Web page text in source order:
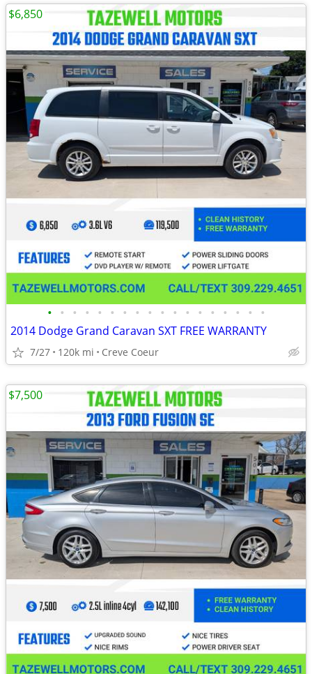
• • • • • • • • • • • • • • • • • •
2014 Dodge Grand Caravan SXT FREE WARRANTY
7/27 120k mi Creve Coeur
$6,850
$7,500